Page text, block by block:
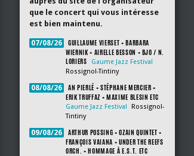
que le concert qui vous intéresse
est bien maintenu.
07/08/26
GUILLAUME VIERSET + BARBARA
WIERNIK + AIRELLE BESSON + BJO / N.
LORIERS
Gaume Jazz Festival
Rossignol-Tintiny
08/08/26
AN PIERLÉ + STÉPHANE MERCIER +
ERIK TRUFFAZ + MAXIME BLESIN ETC
Gaume Jazz Festival
Rossignol-
Tintiny
09/08/26
ARTHUR POSSING + OZAIN QUINTET +
FRANÇOIS VAIANA + UNDER THE REEFS
ORCH. + HOMMAGE À E.S.T. ETC